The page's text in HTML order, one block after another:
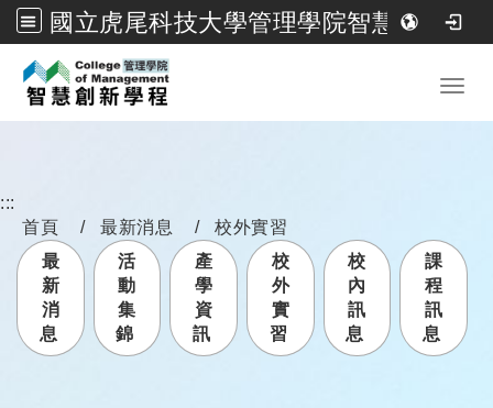
國立虎尾科技大學管理學院智慧創新學程
跳到主要內容
:::
首頁
最新消息
校外實習
最
新
消
息
活
動
集
錦
產
學
資
訊
校
外
實
習
校
內
訊
息
課
程
訊
息